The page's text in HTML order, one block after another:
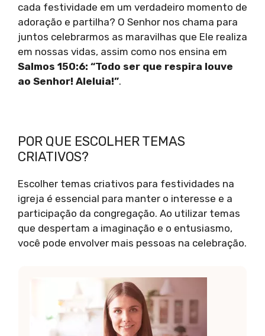
cada festividade em um verdadeiro momento de
adoração e partilha? O Senhor nos chama para
juntos celebrarmos as maravilhas que Ele realiza
em nossas vidas, assim como nos ensina em
Salmos 150:6: “Todo ser que respira louve
ao Senhor! Aleluia!”.
POR QUE ESCOLHER TEMAS
CRIATIVOS?
Escolher temas criativos para festividades na
igreja é essencial para manter o interesse e a
participação da congregação. Ao utilizar temas
que despertam a imaginação e o entusiasmo,
você pode envolver mais pessoas na celebração.